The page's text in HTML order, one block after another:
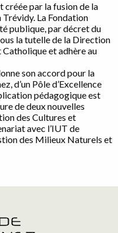
créée par la fusion de la
La Fondation
publique, par décret du
la tutelle de la Direction
Catholique et adhère au
son accord pour la
d’un Pôle d’Excellence
pédagogique est
de deux nouvelles
des Cultures et
avec l’IUT de
des Milieux Naturels et